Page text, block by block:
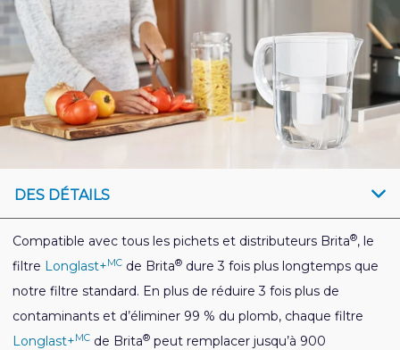
DES DÉTAILS
Compatible avec tous les pichets et distributeurs Brita®, le
filtre Longlast+MC de Brita® dure 3 fois plus longtemps que
notre filtre standard. En plus de réduire 3 fois plus de
contaminants et d’éliminer 99 % du plomb, chaque filtre
Longlast+MC de Brita® peut remplacer jusqu’à 900